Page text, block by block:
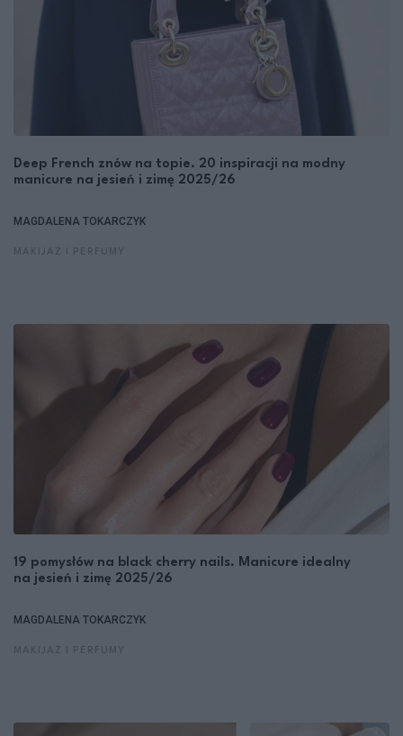
Deep French znów na topie. 20 inspiracji na modny
manicure na jesień i zimę 2025/26
MAGDALENA TOKARCZYK
19 pomysłów na black cherry nails. Manicure idealny
na jesień i zimę 2025/26
MAGDALENA TOKARCZYK